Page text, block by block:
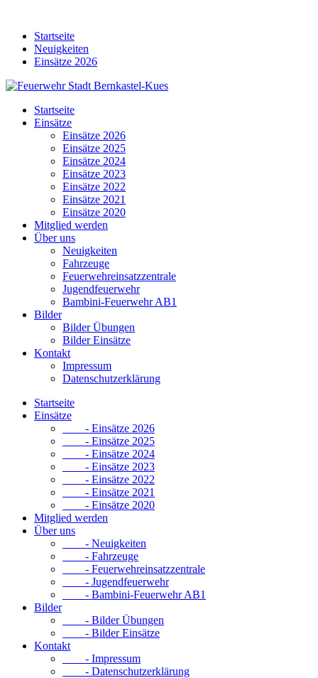
contentStartseite
Neuigkeiten
Einsätze 2026
Startseite
Einsätze
Einsätze 2026
Einsätze 2025
Einsätze 2024
Einsätze 2023
Einsätze 2022
Einsätze 2021
Einsätze 2020
Mitglied werden
Über uns
Neuigkeiten
Fahrzeuge
Feuerwehreinsatzzentrale
Jugendfeuerwehr
Bambini-Feuerwehr AB1
Bilder
Bilder Übungen
Bilder Einsätze
Kontakt
Impressum
Datenschutzerklärung
Startseite
Einsätze
- Einsätze 2026
- Einsätze 2025
- Einsätze 2024
- Einsätze 2023
- Einsätze 2022
- Einsätze 2021
- Einsätze 2020
Mitglied werden
Über uns
- Neuigkeiten
- Fahrzeuge
- Feuerwehreinsatzzentrale
- Jugendfeuerwehr
- Bambini-Feuerwehr AB1
Bilder
- Bilder Übungen
- Bilder Einsätze
Kontakt
- Impressum
- Datenschutzerklärung